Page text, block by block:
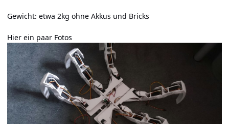
Gewicht: etwa 2kg ohne Akkus und Bricks
Hier ein paar Fotos